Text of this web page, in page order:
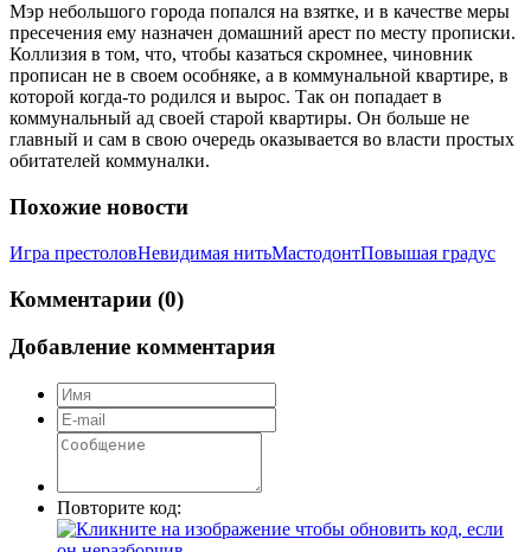
Мэр небольшого города попался на взятке, и в качестве меры
пресечения ему назначен домашний арест по месту прописки.
Коллизия в том, что, чтобы казаться скромнее, чиновник
прописан не в своем особняке, а в коммунальной квартире, в
которой когда-то родился и вырос. Так он попадает в
коммунальный ад своей старой квартиры. Он больше не
главный и сам в свою очередь оказывается во власти простых
обитателей коммуналки.
Похожие новости
Игра престоловНевидимая нитьМастодонтПовышая градус
Комментарии (0)
Добавление комментария
Повторите код: